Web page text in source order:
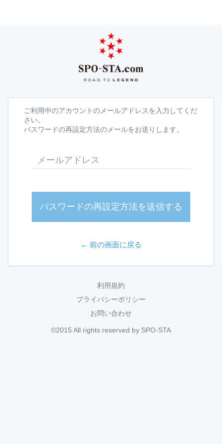
ご利用中のアカウントのメールアドレスを入力してくだ
さい。
パスワードの再設定方法のメールをお送りします。
パスワードの再設定方法を送信する
← 前の画面に戻る
利用規約
プライバシーポリシー
お問い合わせ
©2015 All rights reserved by SPO-STA